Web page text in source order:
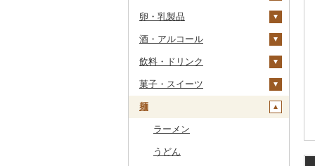
焼肉
牛タン
和牛
黒毛和牛
仙台牛
米沢牛
ローストビーフ
ビーフジャーキー
その他牛肉（加工品）
すき焼き
しゃぶしゃぶ
焼肉
アグー豚
ハンバーグ
もつ鍋
ハム
ソーセージ・ウインナ
ー
ベーコン・サラミ
鶏肉
鶏肉（精肉）
ハム・ソーセージ
唐揚げ
水炊き
地鶏
鹿肉
馬肉
羊肉・ラム肉（ジンギス
カン）
鴨肉
毛ガニ
かにしゃぶ
その他カニ
ボタンエビ
伊勢海老
その他エビ
うに
明太子・たらこ
明太子
たらこ
その他魚卵
数の子
キャビア
その他魚卵
貝
鮑（アワビ）
牡蠣（カキ）
鮮魚
鮭・サーモン
イカ・タコ
無洗米
玄米
金芽米
ゆめぴりか
コシヒカリ
はえぬき
餅
その他穀物加工品
パン
巨峰
ナガノパープル
ピオーネ
デラウェア
その他ぶどう・マスカ
いちご
りんご
もも
メロン
梨
和梨
マンゴー
いも
じゃがいも
さつまいも
その他いも
トマト
フルーツトマト
ミニトマト
玉ねぎ
ねぎ
根菜
人参
アスパラガス
卵・乳製品
卵
チーズ
ヨーグルト
バター
その他乳製品
酒・アルコール
ビール・発泡酒
ビール
地ビール・クラフトビ
日本酒
純米吟醸
大吟醸
芋焼酎
麦焼酎
梅酒
泡盛
飲料・ドリンク
水・ミネラルウォーター
飲料
コーヒー豆
茶
飲料
果汁飲料
菓子・スイーツ
クッキー
焼き菓子
麺
ラーメン
うどん